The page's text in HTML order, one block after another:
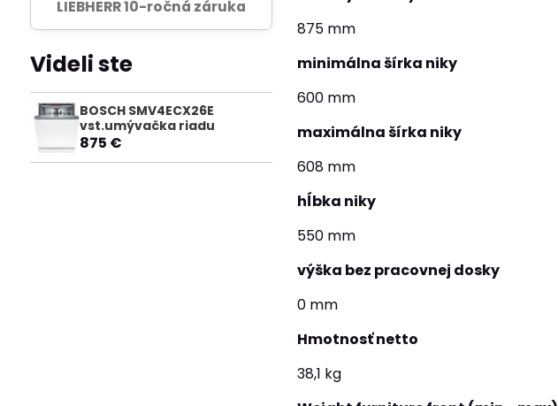
875 mm
minimálna šírka niky
600 mm
maximálna šírka niky
608 mm
hĺbka niky
550 mm
výška bez pracovnej dosky
0 mm
Hmotnosť netto
38,1 kg
LIEBHERR 10-ročná záruka
Videli ste
BOSCH SMV4ECX26E
vst.umývačka riadu
875 €